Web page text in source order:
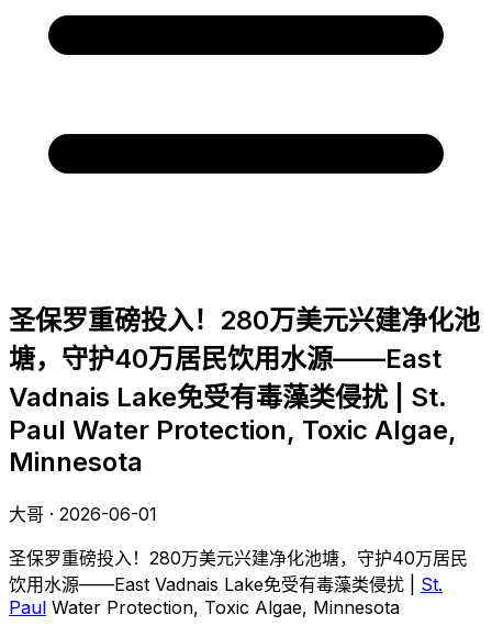
圣保罗重磅投入！280万美元兴建净化池
塘，守护40万居民饮用水源——East
Vadnais Lake免受有毒藻类侵扰 | St.
Paul Water Protection, Toxic Algae,
Minnesota
大哥 · 2026-06-01
圣保罗重磅投入！280万美元兴建净化池塘，守护40万居民
饮用水源——East Vadnais Lake免受有毒藻类侵扰 | St.
Paul Water Protection, Toxic Algae, Minnesota